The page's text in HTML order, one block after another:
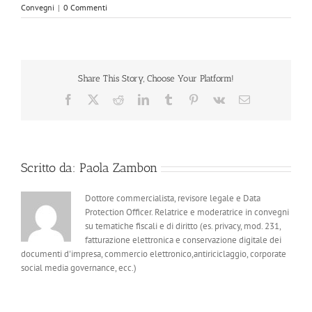
Convegni | 0 Commenti
Share This Story, Choose Your Platform!
Facebook RedditLinkedInTumblr Pinterest
Vk Email
Scritto da: Paola Zambon
Dottore commercialista, revisore legale e Data
Protection Officer. Relatrice e moderatrice in convegni
su tematiche fiscali e di diritto (es. privacy, mod. 231,
fatturazione elettronica e conservazione digitale dei
documenti d'impresa, commercio elettronico,antiriciclaggio, corporate
social media governance, ecc.)